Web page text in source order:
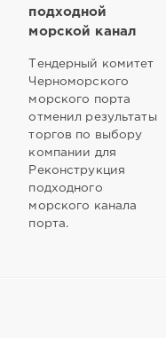
подходной
морской канал
Тендерный комитет
Черноморского
морского порта
отменил результаты
торгов по выбору
компании для
Реконструкция
подходного
морского канала
порта.